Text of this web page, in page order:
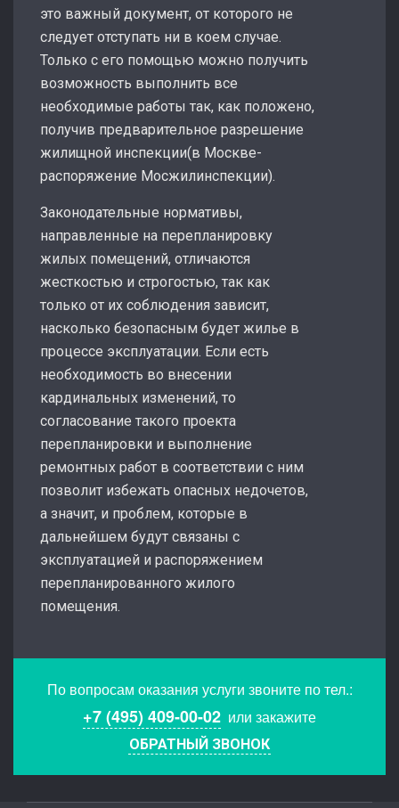
это важный документ, от которого не
следует отступать ни в коем случае.
Только с его помощью можно получить
возможность выполнить все
необходимые работы так, как положено,
получив предварительное разрешение
жилищной инспекции(в Москве-
распоряжение Мосжилинспекции).
Законодательные нормативы,
направленные на перепланировку
жилых помещений, отличаются
жесткостью и строгостью, так как
только от их соблюдения зависит,
насколько безопасным будет жилье в
процессе эксплуатации. Если есть
необходимость во внесении
кардинальных изменений, то
согласование такого проекта
перепланировки и выполнение
ремонтных работ в соответствии с ним
позволит избежать опасных недочетов,
а значит, и проблем, которые в
дальнейшем будут связаны с
эксплуатацией и распоряжением
перепланированного жилого
помещения.
По вопросам оказания услуги звоните по тел.:
+7 (495) 409-00-02 или закажите
ОБРАТНЫЙ ЗВОНОК